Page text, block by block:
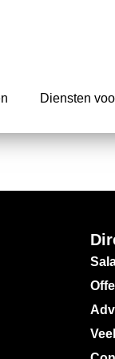
Diensten